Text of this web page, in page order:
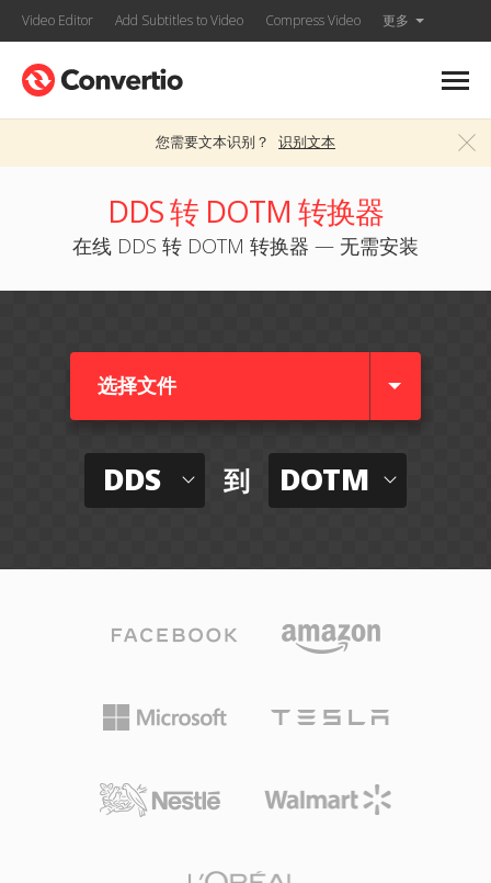
Video Editor Add Subtitles to Video Compress Video 更多
您需要文本识别？ 识别文本
DDS 转 DOTM 转换器
在线 DDS 转 DOTM 转换器 — 无需安装
选择文件
DDS 到 DOTM